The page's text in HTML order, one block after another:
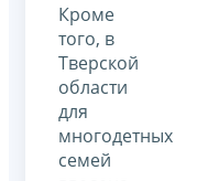
Кроме
того, в
Тверской
области
для
многодетных
семей